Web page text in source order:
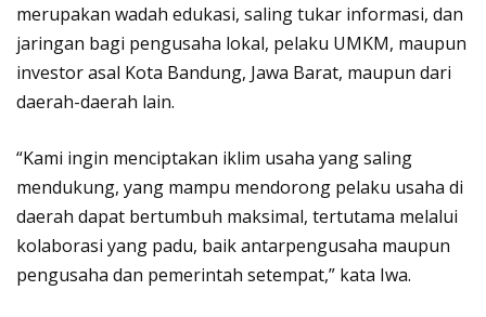
merupakan wadah edukasi, saling tukar informasi, dan
jaringan bagi pengusaha lokal, pelaku UMKM, maupun
investor asal Kota Bandung, Jawa Barat, maupun dari
daerah-daerah lain.
“Kami ingin menciptakan iklim usaha yang saling
mendukung, yang mampu mendorong pelaku usaha di
daerah dapat bertumbuh maksimal, tertutama melalui
kolaborasi yang padu, baik antarpengusaha maupun
pengusaha dan pemerintah setempat,” kata Iwa.